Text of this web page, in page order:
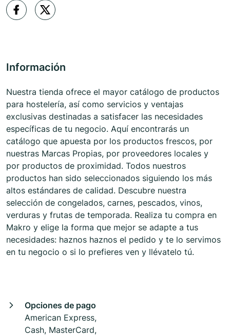
Información
Nuestra tienda ofrece el mayor catálogo de productos
para hostelería, así como servicios y ventajas
exclusivas destinadas a satisfacer las necesidades
específicas de tu negocio. Aquí encontrarás un
catálogo que apuesta por los productos frescos, por
nuestras Marcas Propias, por proveedores locales y
por productos de proximidad. Todos nuestros
productos han sido seleccionados siguiendo los más
altos estándares de calidad. Descubre nuestra
selección de congelados, carnes, pescados, vinos,
verduras y frutas de temporada. Realiza tu compra en
Makro y elige la forma que mejor se adapte a tus
necesidades: haznos haznos el pedido y te lo servimos
en tu negocio o si lo prefieres ven y llévatelo tú.
Opciones de pago
American Express,
Cash, MasterCard,